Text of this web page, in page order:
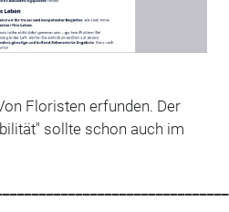
Floristen erfunden. Der
sollte schon auch im